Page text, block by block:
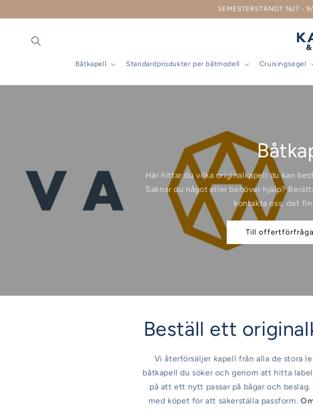
SEMESTERSTÄNGT 16/7 -
Båtkapell Standardprodukter per båtmodell Cruisingsegel
Här hittar du vilka originalkapell du kan
Saknar du något eller behöver hjälp?
kontakta oss, det
Till
Beställ ett
Vi återförsäljer kapell från alla de stora
båtkapell du söker och genom att hitta
på att ett nytt passar på bågar och
med köpet för att säkerställa passform.